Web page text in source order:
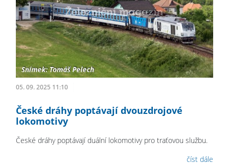
05. 09. 2025 11:10
České dráhy poptávají dvouzdrojové
lokomotivy
České dráhy poptávají duální lokomotivy pro traťovou službu.
číst dále